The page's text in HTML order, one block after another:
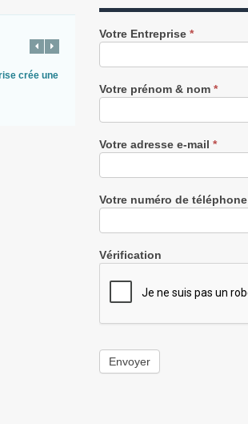
crée une
proje...
Recevez
notre
gratuitement
Votre Entreprise *
Votre prénom & nom *
Votre adresse e-mail *
Votre numéro de téléphone
Vérification
Envoyer